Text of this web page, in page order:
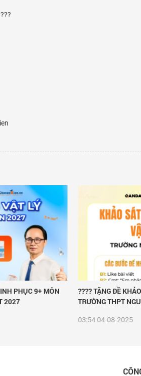
PHỤC 9+ MÔN
2027
???? TẶNG ĐỀ
TRƯỜNG THPT
03:54 04-08-2025